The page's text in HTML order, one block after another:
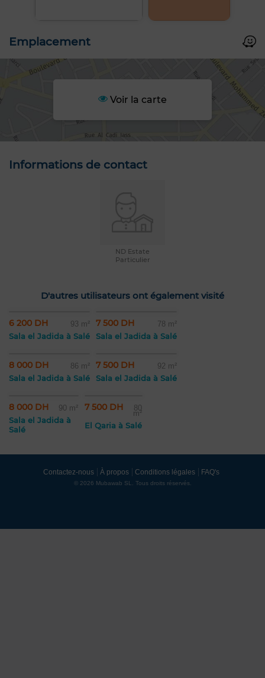
Emplacement
Voir la carte
Informations de contact
ND Estate
Particulier
D'autres utilisateurs ont également visité
6 200 DH 93 m²
Sala el Jadida à Salé
7 500 DH 78 m²
Sala el Jadida à Salé
8 000 DH 86 m²
Sala el Jadida à Salé
7 500 DH 92 m²
Sala el Jadida à Salé
8 000 DH 90 m²
Sala el Jadida à
Salé
7 500 DH 80
m²
El Qaria à Salé
Contactez-nous À propos Conditions légales FAQ's
© 2026 Mubawab SL. Tous droits réservés.